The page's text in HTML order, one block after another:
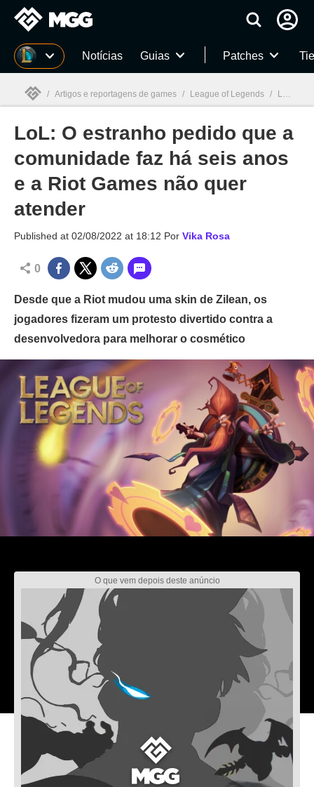
Millenium Notícias Guias Patches
Millenium
/ Artigos e reportagens de games / League of Legends / LoL: O estranho pedido que a comunidade faz há seis anos e a Riot Games não quer atender
LoL: O estranho pedido que a
comunidade faz há seis anos
e a Riot Games não quer
atender
Published at 02/08/2022 at 18:12 Por Vika Rosa
0
Desde que a Riot mudou uma skin de Zilean, os
jogadores fizeram um protesto divertido contra a
desenvolvedora para melhorar o cosmético